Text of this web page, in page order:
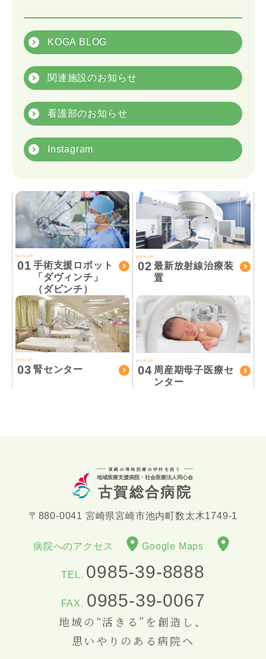
KOGA BLOG
関連施設のお知らせ
看護部のお知らせ
Instagram
PICK UP
01 手術支援ロボット
「ダヴィンチ」
（ダビンチ）
PICK UP
02 最新放射線治療装
置
PICK UP
03 腎センター
PICK UP
04 周産期母子医療セ
ンター
宮崎の地域医療の中核を担う
地域医療支援病院・社会医療法人同心会
古賀総合病院
〒880-0041 宮崎県宮崎市池内町数太木1749-1
病院へのアクセス Google Maps
TEL. 0985-39-8888
FAX. 0985-39-0067
地域の“活きる”を創造し、
思いやりのある病院へ